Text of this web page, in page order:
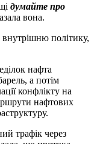
думайте про
вона.
внутрішню політику,
нафта
а потім
конфлікту на
нафтових
трафік через